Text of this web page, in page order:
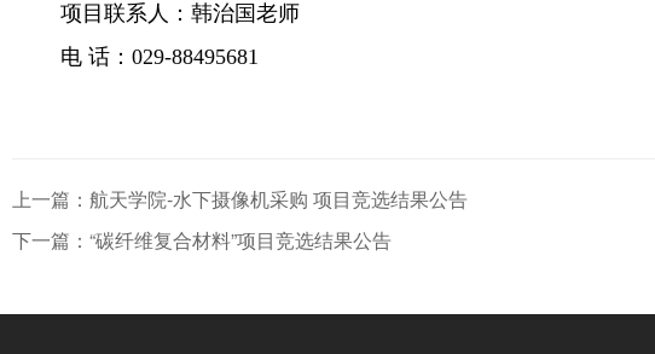
项目联系人：韩治国老师
电 话： 029-88495681
上一篇：航天学院-水下摄像机采购 项目竞选结果公告
下一篇：“碳纤维复合材料”项目竞选结果公告